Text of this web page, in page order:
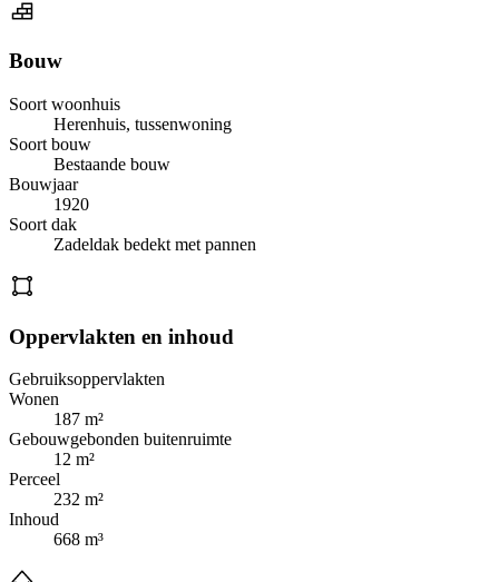
Bouw
Soort woonhuis
Herenhuis, tussenwoning
Soort bouw
Bestaande bouw
Bouwjaar
1920
Soort dak
Zadeldak bedekt met pannen
Oppervlakten en inhoud
Gebruiksoppervlakten
Wonen
187 m²
Gebouwgebonden buitenruimte
12 m²
Perceel
232 m²
Inhoud
668 m³